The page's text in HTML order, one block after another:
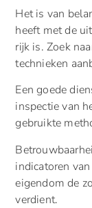
Het is van
heeft met de
rijk is. Zoek
technieken
Een goede
inspectie van
gebruikte
indicatoren
eigendom de
verdient.